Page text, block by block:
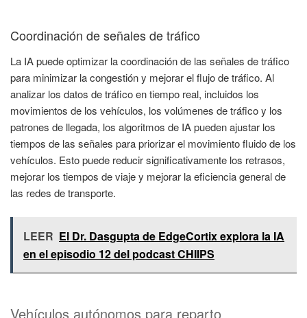
Coordinación de señales de tráfico
La IA puede optimizar la coordinación de las señales de tráfico
para minimizar la congestión y mejorar el flujo de tráfico. Al
analizar los datos de tráfico en tiempo real, incluidos los
movimientos de los vehículos, los volúmenes de tráfico y los
patrones de llegada, los algoritmos de IA pueden ajustar los
tiempos de las señales para priorizar el movimiento fluido de los
vehículos. Esto puede reducir significativamente los retrasos,
mejorar los tiempos de viaje y mejorar la eficiencia general de
las redes de transporte.
LEER El Dr. Dasgupta de EdgeCortix explora la IA
en el episodio 12 del podcast CHIIPS
Vehículos autónomos para reparto